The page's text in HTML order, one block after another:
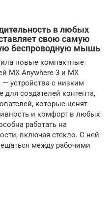
в любых
свою самую
беспроводную мышь
новые компактные
MX Anywhere 3 и MX
устройства с низким
создателей контента,
которые ценят
и комфорт в любых
работать на
включая стекло. С ней
между рабочими